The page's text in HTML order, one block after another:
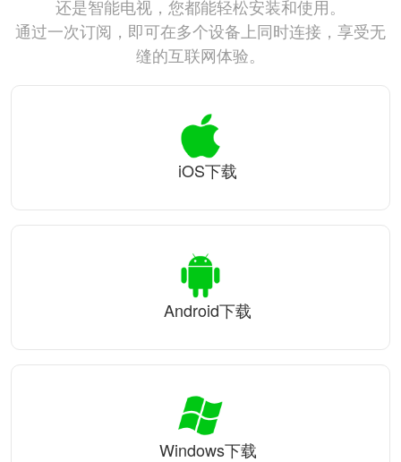
还是智能电视，您都能轻松安装和使用。
通过一次订阅，即可在多个设备上同时连接，享受无
缝的互联网体验。
iOS下载
Android下载
Windows下载